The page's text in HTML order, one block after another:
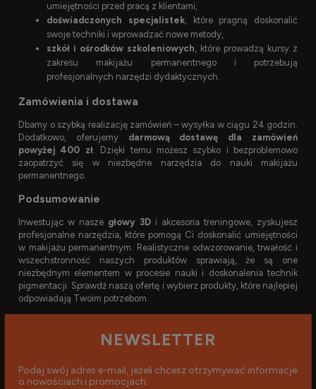
umiejętności przed pracą z klientami,
doświadczonych specjalistek, które pragną doskonalić
swoje techniki i wprowadzać nowe metody,
szkół i ośrodków szkoleniowych, które prowadzą kursy z
zakresu makijażu permanentnego i potrzebują
profesjonalnych narzędzi dydaktycznych.
Zamówienia i dostawa
Dbamy o szybką realizację zamówień – wysyłka w ciągu 24 godzin.
Dodatkowo, oferujemy darmową dostawę dla zamówień
powyżej 400 zł. Dzięki temu możesz szybko i bezproblemowo
zaopatrzyć się w niezbędne narzędzia do nauki makijażu
permanentnego.
Podsumowanie
Inwestując w nasze głowy 3Di akcesoria treningowe, zyskujesz
profesjonalne narzędzia, które pomogą Ci doskonalić umiejętności
w makijażu permanentnym. Realistyczne odwzorowanie, trwałość i
wszechstronność naszych produktów sprawiają, że są one
niezbędnym elementem w procesie nauki i doskonalenia technik
pigmentacji. Sprawdź naszą ofertę i wybierz produkty, które najlepiej
odpowiadają Twoim potrzebom.
NEWSLETTER
Podaj swój adres e-mail, jeżeli chcesz otrzymywać informacje
o nowościach i promocjach.